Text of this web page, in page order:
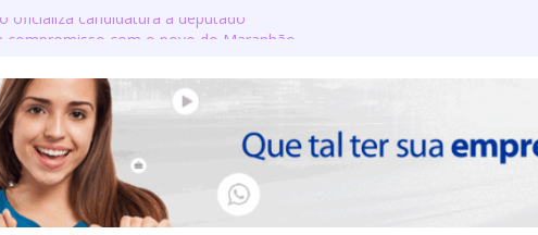
oficializa candidatura a deputado
crenças sobre a alimentação durante
candidatos ao governo e 11 ao Senado
defende reajuste de 21,7% para todos
e aposentados do Maranhão
posse no Senado e se torna a
Coroatá